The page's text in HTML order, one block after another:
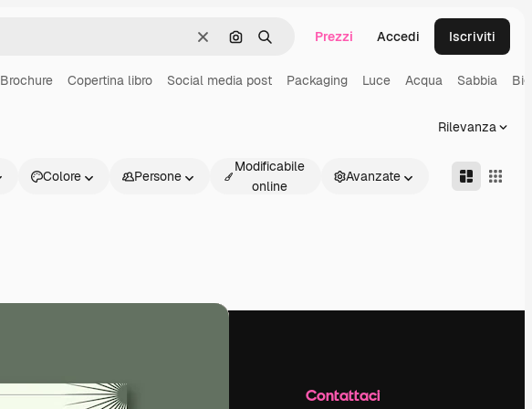
CancellaCerca per immagine
Ricerca Prezzi Accedi Iscriviti
Brochure Copertina libro Social media post Packaging Luce Acqua Sabbia
Rilevanza
Colore Persone
Modificabile
online
Avanzate
Inizia Contattaci